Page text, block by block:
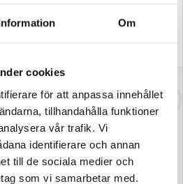
Om
cookies
för att anpassa innehållet
tillhandahålla funktioner
vår trafik. Vi
identifierare och annan
till de sociala medier och
som vi samarbetar med.
SLÄPKÄRRÄ MED
TIPP MAX 400KG
FÖRZINKT
Finns i lager